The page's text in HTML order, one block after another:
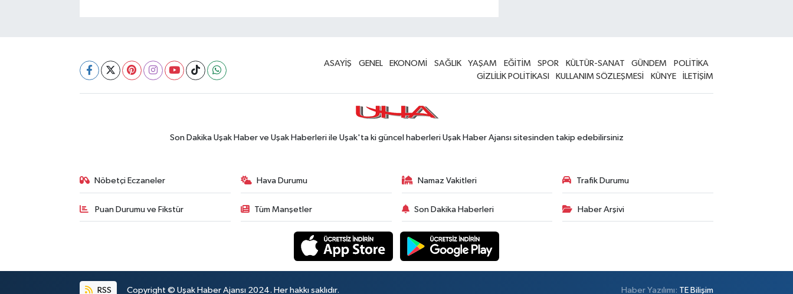
ASAYİŞ GENEL EKONOMİ SAĞLIK YAŞAM EĞİTİM SPOR KÜLTÜR-SANAT GÜNDEM
POLİTİKA
GİZLİLİK POLİTİKASI
KULLANIM SÖZLEŞMESİ KÜNYE İLETİŞİM
Son Dakika Uşak Haber ve Uşak Haberleri ile Uşak'ta ki güncel haberleri Uşak Haber Ajansı sitesinden takip edebilirsiniz
Nöbetçi Eczaneler Hava Durumu Namaz Vakitleri Trafik Durumu
Puan Durumu ve Fikstür Tüm Manşetler Son Dakika Haberleri Haber Arşivi
RSS Copyright © Uşak Haber Ajansı 2024. Her hakkı saklıdır. Haber Yazılımı: TE Bilişim